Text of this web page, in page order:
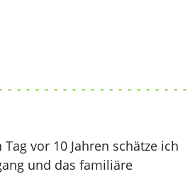
vor 10 Jahren schätze ich
und das familiäre